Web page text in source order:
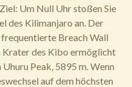
Um Null Uhr stoßen Sie
des Kilimanjaro an. Der
Breach Wall
Krater des Kibo ermöglicht
Peak, 5895 m. Wenn
auf dem höchsten